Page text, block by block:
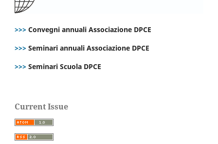
>>> Convegni annuali Associazione DPCE
>>> Seminari annuali Associazione DPCE
>>> Seminari Scuola DPCE
Current Issue